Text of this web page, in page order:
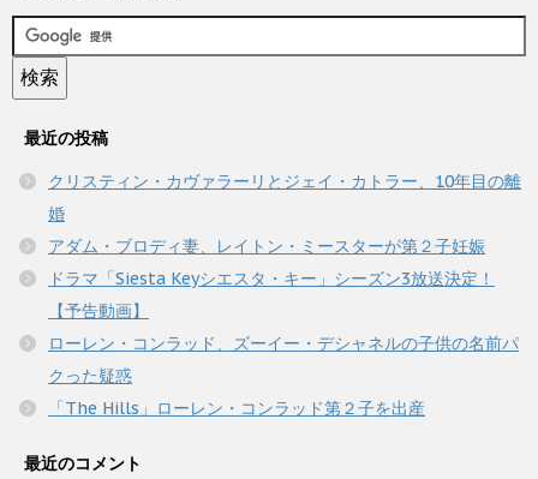
最近の投稿
クリスティン・カヴァラーリとジェイ・カトラー、10年目の離
婚
アダム・ブロディ妻、レイトン・ミースターが第２子妊娠
ドラマ「Siesta Keyシエスタ・キー」シーズン3放送決定！
【予告動画】
ローレン・コンラッド、ズーイー・デシャネルの子供の名前パ
クった疑惑
「The Hills」ローレン・コンラッド第２子を出産
最近のコメント